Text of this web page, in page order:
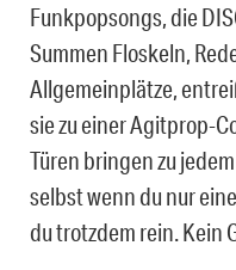
Funkpopsongs, die
Summen Floskeln,
Allgemeinplätze,
sie zu einer Agitprop-
Türen bringen zu
selbst wenn du nur
du trotzdem rein. Kein